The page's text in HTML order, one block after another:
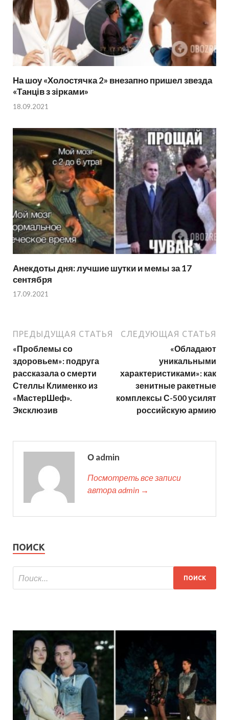
На шоу «Холостячка 2» внезапно пришел звезда
«Танців з зірками»
18.09.2021
Анекдоты дня: лучшие шутки и мемы за 17
сентября
17.09.2021
ПРЕДЫДУЩАЯ СТАТЬЯ
«Проблемы со
здоровьем»: подруга
рассказала о смерти
Стеллы Клименко из
«МастерШеф».
Эксклюзив
СЛЕДУЮЩАЯ СТАТЬЯ
«Обладают
уникальными
характеристиками»: как
зенитные ракетные
комплексы С-500 усилят
российскую армию
О admin
Посмотреть все записи
автора admin →
ПОИСК